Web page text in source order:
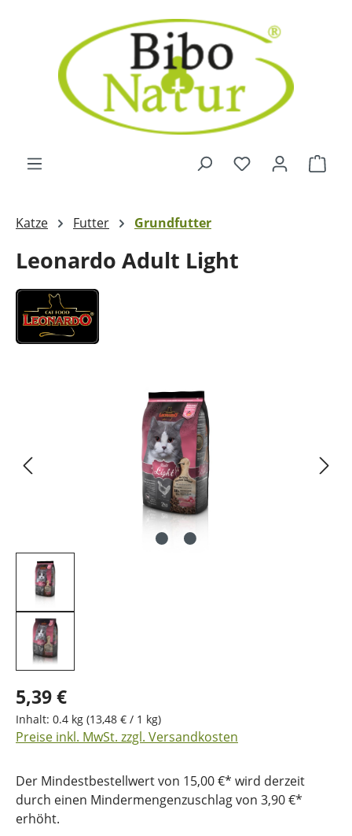
Zum Hauptinhalt springen
Katze Futter Grundfutter
Leonardo Adult Light
5,39 €
Inhalt: 0.4 kg (13,48 € / 1 kg)
Preise inkl. MwSt. zzgl. Versandkosten
Der Mindestbestellwert von 15,00 €* wird derzeit
durch einen Mindermengenzuschlag von 3,90 €*
erhöht.